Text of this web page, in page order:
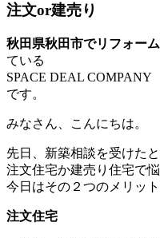
注文or建売り
秋田県秋田市でリフォー
ている
SPACE DEAL COMPANY
です。
みなさん、こんにちは。
先日、新築相談を受けた
注文住宅か建売り住宅で
今日はその２つのメリッ
注文住宅